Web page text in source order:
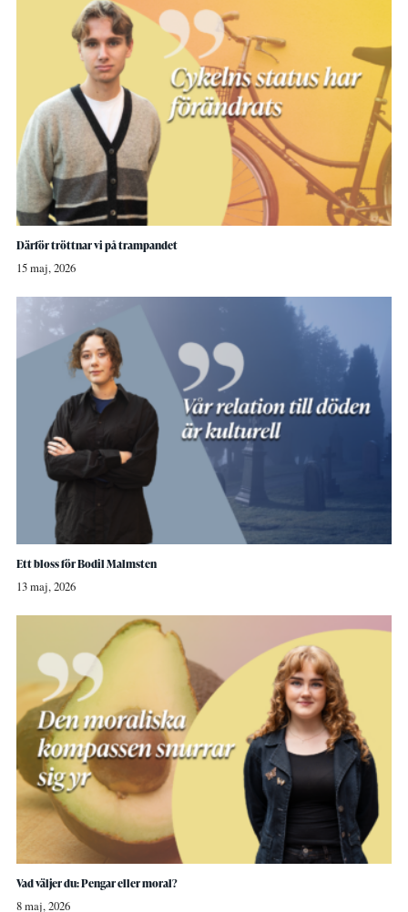
Därför tröttnar vi på trampandet
15 maj, 2026
Ett bloss för Bodil Malmsten
13 maj, 2026
Vad väljer du: Pengar eller moral?
8 maj, 2026